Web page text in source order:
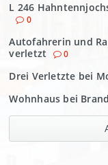
L 246
0
Autofahrerin und
verletzt
0
Drei Verletzte bei
Wohnhaus bei